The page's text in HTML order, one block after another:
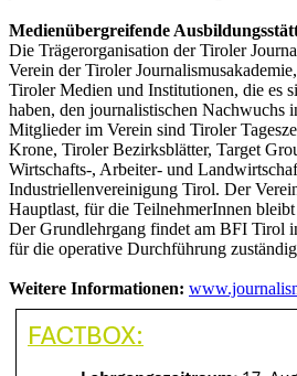
Medienübergreifende
Die Trägerorganisation der Tiroler
Verein der Tiroler
Tiroler Medien und Institutionen, die es
haben, den journalistischen Nachwuchs
Mitglieder im Verein sind Tiroler
Krone, Tiroler Bezirksblätter, Target
Wirtschafts-, Arbeiter- und
Industriellenvereinigung Tirol. Der
Hauptlast, für die TeilnehmerInnen
Der Grundlehrgang findet am BFI Tirol
für die operative Durchführung
Weitere Informationen: